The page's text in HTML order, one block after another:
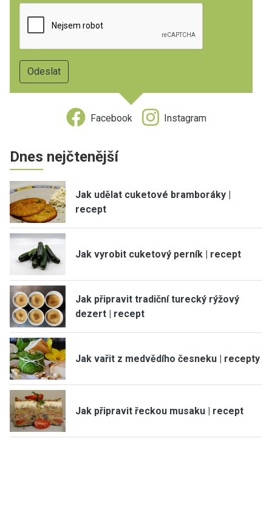
Facebook Instagram
Dnes nejčtenější
Jak udělat cuketové bramboráky |
recept
Jak vyrobit cuketový perník | recept
Jak připravit tradiční turecký rýžový
dezert | recept
Jak vařit z medvědího česneku | recepty
Jak připravit řeckou musaku | recept